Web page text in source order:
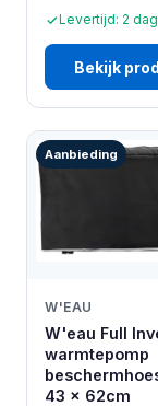
Levertijd: 2
Bekijk
Aanbieding
W'EAU
W'eau Full
warmtepomp
43 x 62cm